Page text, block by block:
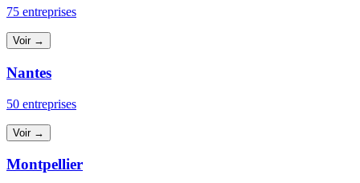
75 entreprises
Voir →
Nantes
50 entreprises
Voir →
Montpellier